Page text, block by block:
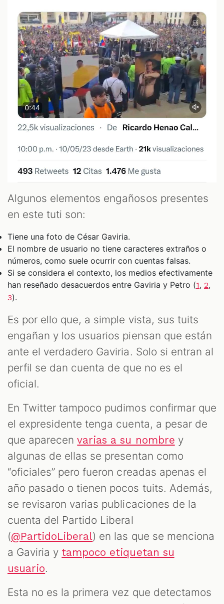
Algunos elementos engañosos presentes
en este tuti son:
Tiene una foto de César Gaviria.
El nombre de usuario no tiene caracteres extraños o
números, como suele ocurrir con cuentas falsas.
Si se considera el contexto, los medios efectivamente
han reseñado desacuerdos entre Gaviria y Petro (1, 2,
3).
Es por ello que, a simple vista, sus tuits
engañan y los usuarios piensan que están
ante el verdadero Gaviria. Solo si entran al
perfil se dan cuenta de que no es el
oficial.
En Twitter tampoco pudimos confirmar que
el expresidente tenga cuenta, a pesar de
que aparecenvarias a su nombre y
algunas de ellas se presentan como
“oficiales” pero fueron creadas apenas el
año pasado o tienen pocos tuits. Además,
se revisaron varias publicaciones de la
cuenta del Partido Liberal
(@PartidoLiberal) en las que se menciona
a Gaviria y tampoco etiquetan su
usuario.
Esta no es la primera vez que detectamos